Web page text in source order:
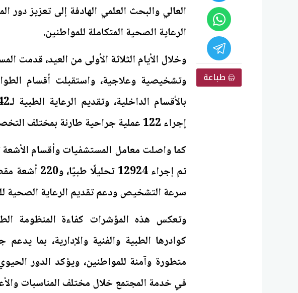
طباعة
العالي والبحث العلمي الهادفة إلى تعزيز
الرعاية الصحية المتكاملة للمواطنين.
إجراء 122 عملية جراحية طارئة بمختلف التخصصات.
كما واصلت معامل المستشفيات وأقسام
سرعة التشخيص ودعم تقديم الرعاية الصحية
وتعكس هذه المؤشرات كفاءة المنظومة
كوادرها الطبية والفنية والإدارية، بما
متطورة وآمنة للمواطنين، ويؤكد الدور
في خدمة المجتمع خلال مختلف المناسبات